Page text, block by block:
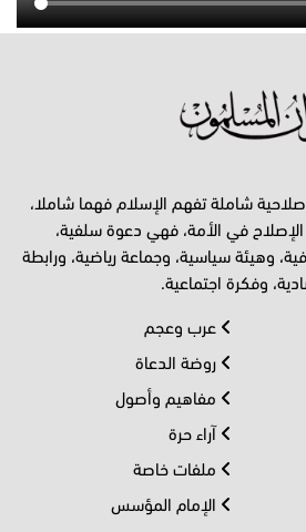
شاملة تفهم الإسلام فهما شاملا،
في الأمة، فهي دعوة سلفية،
وهيئة سياسية، وجماعة رياضية، ورابطة
وفكرة اجتماعية.
عرب وعجم
روضة الدعاة
مفاهيم وأصول
آراء حرة
ملفات خاصة
الإمام المؤسس